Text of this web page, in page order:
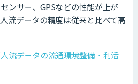
ンサー、GPSなどの性能が上が
流データの精度は従来と比べて高
人流データの流通環境整備・利活